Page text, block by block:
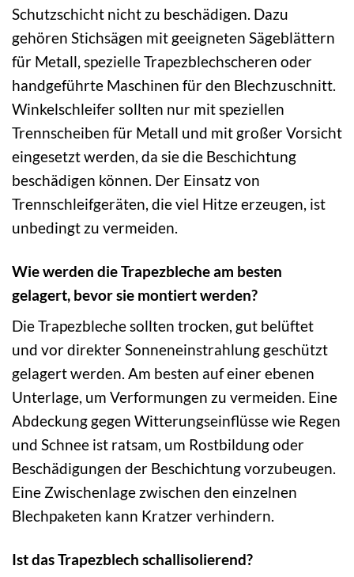
Schutzschicht nicht zu beschädigen. Dazu
gehören Stichsägen mit geeigneten Sägeblättern
für Metall, spezielle Trapezblechscheren oder
handgeführte Maschinen für den Blechzuschnitt.
Winkelschleifer sollten nur mit speziellen
Trennscheiben für Metall und mit großer Vorsicht
eingesetzt werden, da sie die Beschichtung
beschädigen können. Der Einsatz von
Trennschleifgeräten, die viel Hitze erzeugen, ist
unbedingt zu vermeiden.
Wie werden die Trapezbleche am besten
gelagert, bevor sie montiert werden?
Die Trapezbleche sollten trocken, gut belüftet
und vor direkter Sonneneinstrahlung geschützt
gelagert werden. Am besten auf einer ebenen
Unterlage, um Verformungen zu vermeiden. Eine
Abdeckung gegen Witterungseinflüsse wie Regen
und Schnee ist ratsam, um Rostbildung oder
Beschädigungen der Beschichtung vorzubeugen.
Eine Zwischenlage zwischen den einzelnen
Blechpaketen kann Kratzer verhindern.
Ist das Trapezblech schallisolierend?